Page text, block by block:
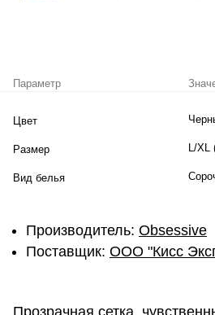
Параметр
Цвет
Размер L/XL
Вид белья
Производитель: Obsessive
Поставщик: ОOО "Кисс
Прозрачная сетка,